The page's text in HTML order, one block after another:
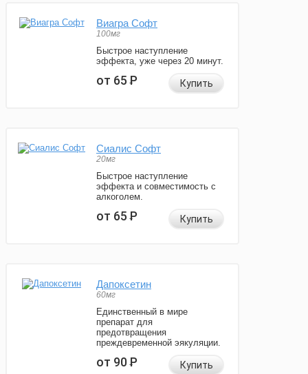
Виагра Софт
100мг
Быстрое наступление
эффекта, уже через 20 минут.
от 65Р Купить
Сиалис Софт
20мг
Быстрое наступление
эффекта и совместимость с
алкоголем.
от 65Р Купить
Дапоксетин
60мг
Единственный в мире
препарат для
предотвращения
преждевременной эякуляции.
от 90Р Купить